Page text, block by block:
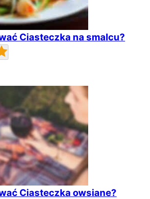
Ciasteczka na smalcu?
Ciasteczka owsiane?